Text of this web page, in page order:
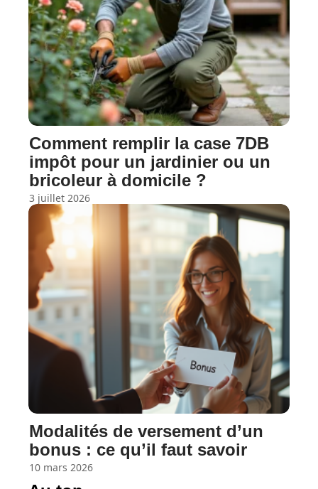
Comment remplir la case 7DB
impôt pour un jardinier ou un
bricoleur à domicile ?
3 juillet 2026
Modalités de versement d’un
bonus : ce qu’il faut savoir
10 mars 2026